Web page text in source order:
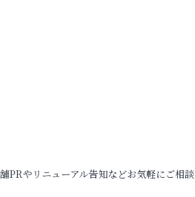
PRやリニューアル告知などお気軽にご相